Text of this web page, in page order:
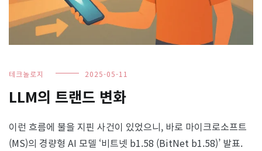
테크놀로지 2025-05-11
LLM의 트랜드 변화
이런 흐름에 불을 지핀 사건이 있었으니, 바로 마이크로소프트
(MS)의 경량형 AI 모델 ‘비트넷 b1.58 (BitNet b1.58)’ 발표.